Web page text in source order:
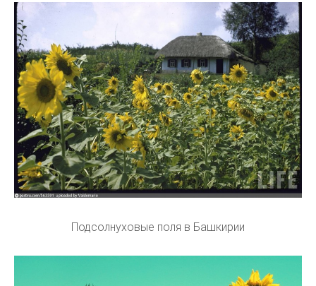
Подсолнуховые поля в Башкирии